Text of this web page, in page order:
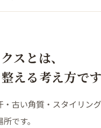
スとは、
える考え方です
・古い角質・スタイリン
です。